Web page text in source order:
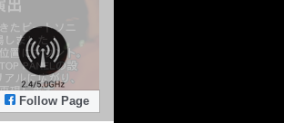
Follow Page